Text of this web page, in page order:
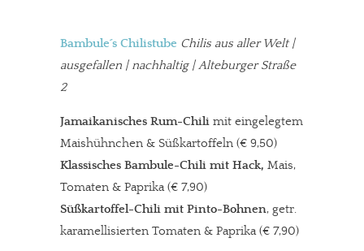
Bambule´s Chilistube Chilis aus aller Welt|
ausgefallen | nachhaltig | Alteburger Straße
2
Jamaikanisches Rum-Chili mit eingelegtem
Maishühnchen & Süßkartoffeln (€ 9,50)
Klassisches Bambule-Chili mit Hack, Mais,
Tomaten & Paprika (€ 7,90)
Süßkartoffel-Chili mit Pinto-Bohnen, getr.
karamellisierten Tomaten & Paprika (€ 7,90)